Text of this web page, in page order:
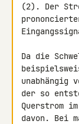
(2). Der
Da die
unabhängig
der so
Querstrom
davon. Bei